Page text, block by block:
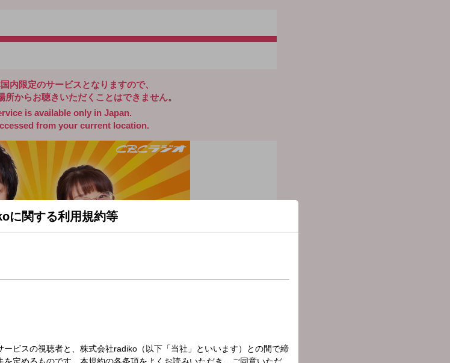
内限定のサービスとなりますので、
からお聴きいただくことはできません。
is available only in Japan.
from your current location.
に関する利用規約等